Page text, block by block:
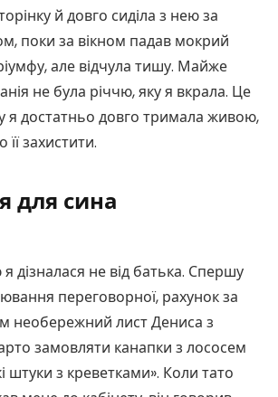
й довго сиділа з нею за
поки за вікном падав мокрий
але відчула тишу. Майже
не була річчю, яку я вкрала. Це
я достатньо довго тримала живою,
захистити.
для сина
дізналася не від батька. Спершу
переговорної, рахунок за
необережний лист Дениса з
замовляти канапки з лососем
штуки з креветками». Коли тато